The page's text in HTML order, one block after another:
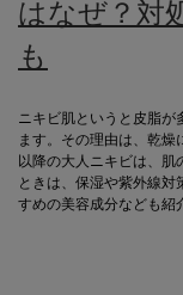
はなぜ？対
も
ニキビ肌というと皮脂が
ます。その理由は、乾
以降の大人ニキビは、肌
ときは、保湿や紫外線対
すめの美容成分なども紹